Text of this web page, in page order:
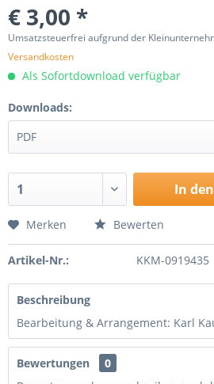
€ 3,00 *
Umsatzsteuerfrei aufgrund der
Versandkosten
Als Sofortdownload verfügbar
Downloads:
In den
Merken Bewerten
Artikel-Nr.: KKM-0919435
Beschreibung
Bearbeitung & Arrangement: Karl
Bewertungen
0